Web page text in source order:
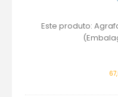
Este produto: